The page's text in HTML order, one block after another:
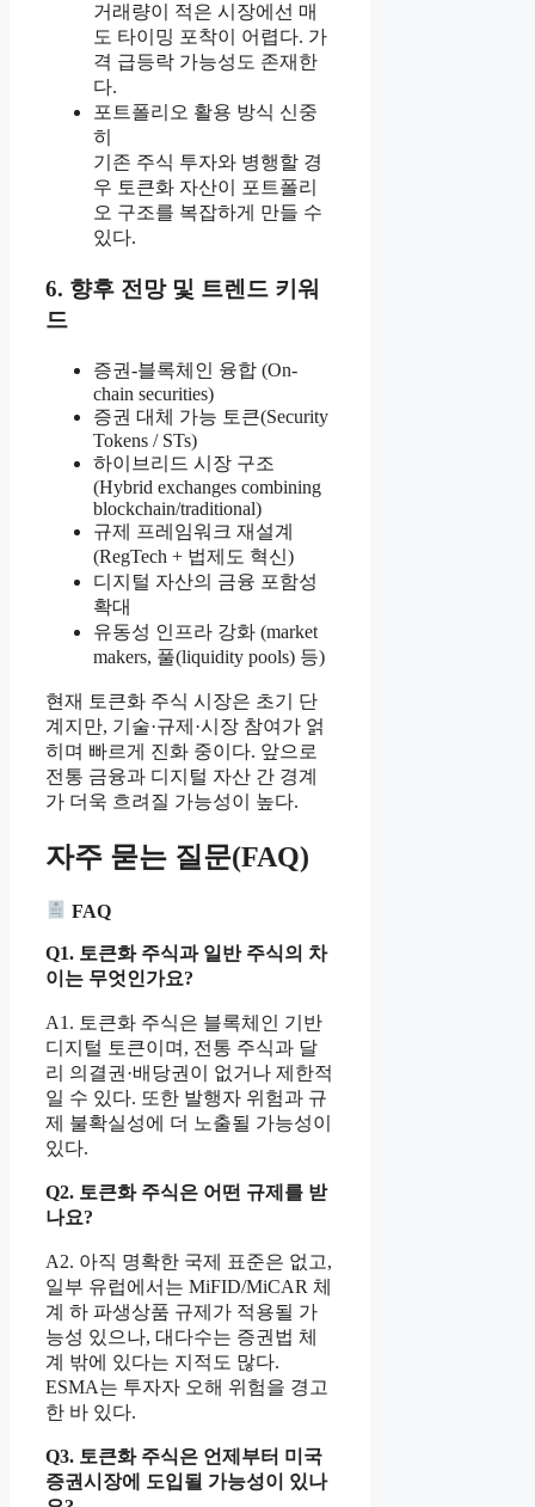
거래량이 적은 시장에선 매
도 타이밍 포착이 어렵다. 가
격 급등락 가능성도 존재한
다.
포트폴리오 활용 방식 신중
히
기존 주식 투자와 병행할 경
우 토큰화 자산이 포트폴리
오 구조를 복잡하게 만들 수
있다.
6. 향후 전망 및 트렌드 키워
드
증권-블록체인 융합 (On-
chain securities)
증권 대체 가능 토큰(Security
Tokens / STs)
하이브리드 시장 구조
(Hybrid exchanges combining
blockchain/traditional)
규제 프레임워크 재설계
(RegTech + 법제도 혁신)
디지털 자산의 금융 포함성
확대
유동성 인프라 강화 (market
makers, 풀(liquidity pools) 등)
현재 토큰화 주식 시장은 초기 단
계지만, 기술·규제·시장 참여가 얽
히며 빠르게 진화 중이다. 앞으로
전통 금융과 디지털 자산 간 경계
가 더욱 흐려질 가능성이 높다.
자주 묻는 질문(FAQ)
FAQ
Q1. 토큰화 주식과 일반 주식의 차
이는 무엇인가요?
A1. 토큰화 주식은 블록체인 기반
디지털 토큰이며, 전통 주식과 달
리 의결권·배당권이 없거나 제한적
일 수 있다. 또한 발행자 위험과 규
제 불확실성에 더 노출될 가능성이
있다.
Q2. 토큰화 주식은 어떤 규제를 받
나요?
A2. 아직 명확한 국제 표준은 없고,
일부 유럽에서는 MiFID/MiCAR 체
계 하 파생상품 규제가 적용될 가
능성 있으나, 대다수는 증권법 체
계 밖에 있다는 지적도 많다.
ESMA는 투자자 오해 위험을 경고
한 바 있다.
Q3. 토큰화 주식은 언제부터 미국
증권시장에 도입될 가능성이 있나